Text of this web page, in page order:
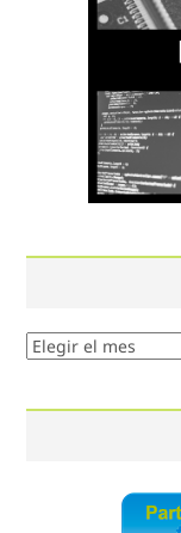
Nuestro